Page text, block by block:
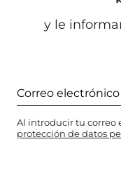
y le
Al introducir tu correo
protección de datos